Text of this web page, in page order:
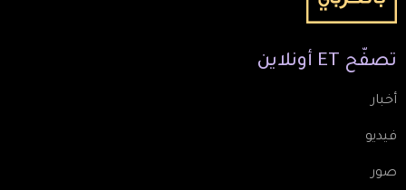
تصفّح ET أونلاين
أخبار
فيديو
صور